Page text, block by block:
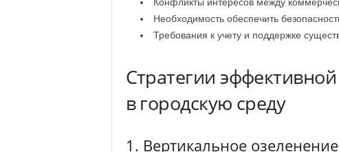
Необходимость обеспечить
Требования к учету и поддержке
Стратегии
в городскую среду
1. Вертикальное озеленение